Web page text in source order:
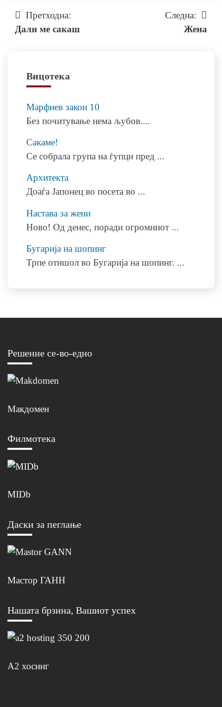
Навигација
Претходна:
Дали ме сакаш
Следна:
Жена
Вицотека
Марфиев закон 10
Без почитување нема љубов....
Сакаме!
Се собрала група на ѓyпци пред ...
Архитекта
Доаѓа Јапонец во посета во ...
Настава за жени
Ново! Од денес, поради огромниот ...
Бугарија на шопинг
Трпе отишол во Бугарија на шопинг. ...
Решение се-во-едно
Макдомен
Филмотека
MIDb
Даски за пеглање
Мастор ГАНН
Нашата брзина, Вашиот успех
А2 хосинг